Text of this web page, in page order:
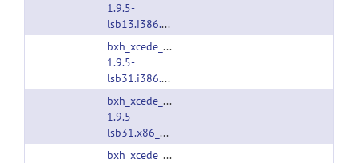
1.9.5-
lsb13.i386.tgz
bxh_xcede_tools-
1.9.5-
lsb31.i386.tgz
bxh_xcede_tools-
1.9.5-
lsb31.x86_64.tgz
bxh_xcede_tools-